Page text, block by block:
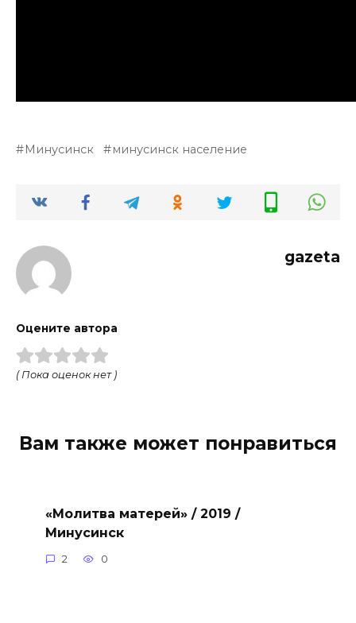
Минусинск минусинск население
gazeta
Оцените автора
( Пока оценок нет )
Вам также может понравиться
«Молитва матерей» / 2019 /
Минусинск
2 0